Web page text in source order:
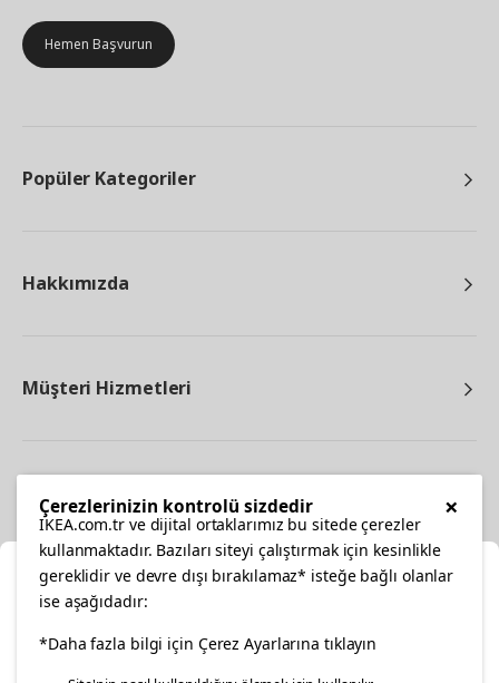
Hemen Başvurun
Popüler Kategoriler
Hakkımızda
Müşteri Hizmetleri
facebooktwitterinstagrampinterestyoutube
Konumunuzu Seçin
×
Çerezlerinizin kontrolü sizdedir
IKEA.com.tr ve dijital ortaklarımız bu sitede çerezler
kullanmaktadır. Bazıları siteyi çalıştırmak için kesinlikle
gereklidir ve devre dışı bırakılamaz* isteğe bağlı olanlar
ise aşağıdadır:
*Daha fazla bilgi için Çerez Ayarlarına tıklayın